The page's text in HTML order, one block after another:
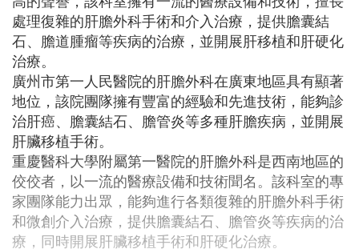
處理復雜的肝膽外科手術和介入治療，提供膽囊結
石、膽道腫瘤等疾病的治療，並開展肝移植和肝硬化
治療。
廣州市第一人民醫院的肝膽外科在廣東地區具有顯著
地位，該院團隊擁有豐富的經驗和先進技術，能夠診
治肝癌、膽囊結石、膽管炎等多種肝膽疾病，並開展
肝臟移植手術。
重慶醫科大學附屬第一醫院的肝膽外科是西南地區的
佼佼者，以一流的醫療設備和技術聞名。該科室的專
家團隊能力出眾，能夠進行各類復雜的肝膽外科手術
和微創介入治療，提供膽囊結石、膽管炎等疾病的治
療，同時開展肝臟移植手術和肝硬化治療。